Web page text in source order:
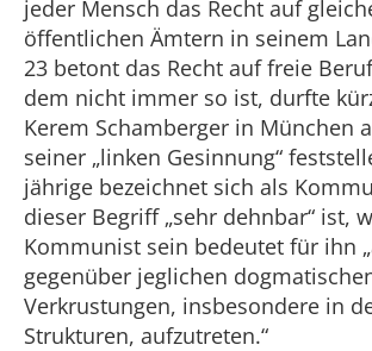
jeder Mensch das Recht auf
öffentlichen Ämtern in seinem
23 betont das Recht auf freie
dem nicht immer so ist, durfte
Kerem Schamberger in München
seiner „linken Gesinnung“
jährige bezeichnet sich als
dieser Begriff „sehr dehnbar“ ist,
Kommunist sein bedeutet für ihn
gegenüber jeglichen
Verkrustungen, insbesondere in
Strukturen, aufzutreten.“